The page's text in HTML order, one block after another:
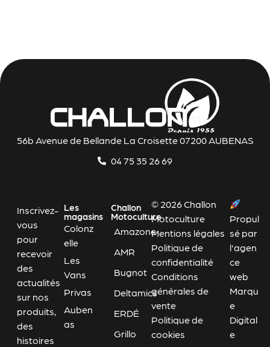
56b Avenue de Bellande La Croisette 07200 AUBENAS
04 75 35 26 69
Inscrivez-
vous
pour
recevoir
des
actualités
sur nos
produits,
des
histoires
Les
magasins
Colonz
elle
Les
Vans
Privas
Auben
as
Challon
Motoculture
Amazone
AMR
Bugnot
Deltamics
ERDÉ
Grillo
© 2026 Challon
Motoculture
Mentions légales
Politique de
confidentialité
Conditions
générales de
vente
Politique de
cookies
Propul
sé par
l'agen
ce
web
Marqu
e
Digital
e